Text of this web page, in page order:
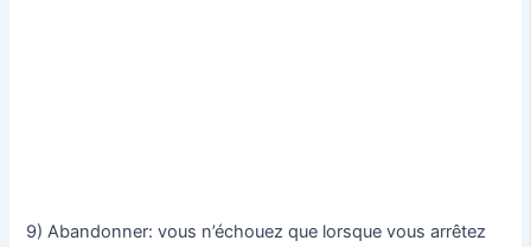
9) Abandonner: vous n’échouez que lorsque vous arrêtez